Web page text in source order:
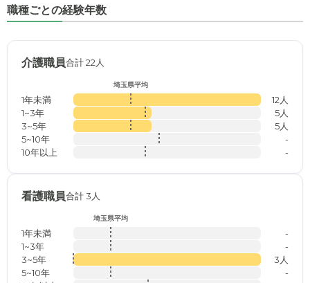
職種ごとの経験年数
介護職員合計 22人
埼玉県平均
1年未満
12人
1~3年
5人
3~5年
5人
5~10年
-
10年以上
-
看護職員合計 3人
埼玉県平均
1年未満
-
1~3年
-
3~5年
3人
5~10年
-